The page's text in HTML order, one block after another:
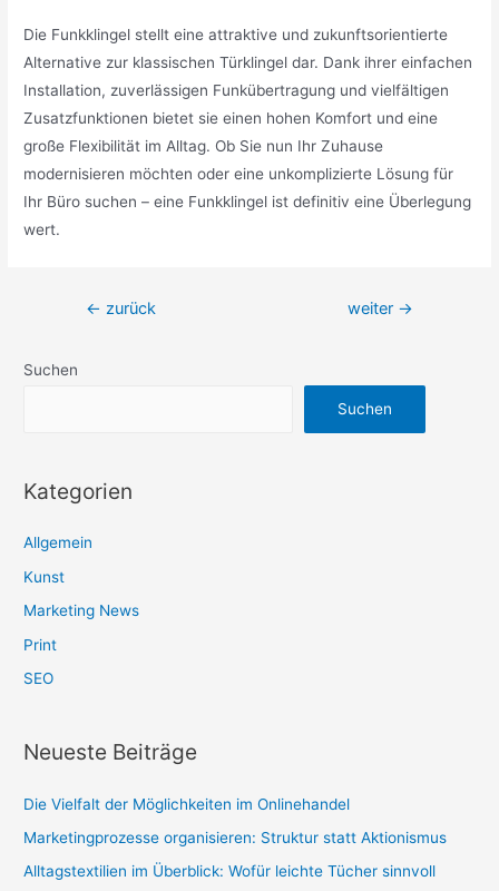
Die Funkklingel stellt eine attraktive und zukunftsorientierte
Alternative zur klassischen Türklingel dar. Dank ihrer einfachen
Installation, zuverlässigen Funkübertragung und vielfältigen
Zusatzfunktionen bietet sie einen hohen Komfort und eine
große Flexibilität im Alltag. Ob Sie nun Ihr Zuhause
modernisieren möchten oder eine unkomplizierte Lösung für
Ihr Büro suchen – eine Funkklingel ist definitiv eine Überlegung
wert.
Beitragsnavigation
← zurück weiter →
Suchen
Suchen
Kategorien
Allgemein
Kunst
Marketing News
Print
SEO
Neueste Beiträge
Die Vielfalt der Möglichkeiten im Onlinehandel
Marketingprozesse organisieren: Struktur statt Aktionismus
Alltagstextilien im Überblick: Wofür leichte Tücher sinnvoll